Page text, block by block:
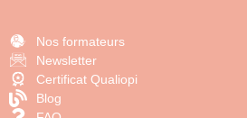
Nos formateurs
Newsletter
Certificat Qualiopi
Blog